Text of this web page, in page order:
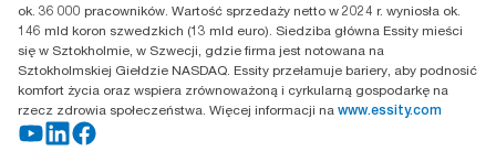
ok. 36 000 pracowników. Wartość sprzedaży netto w 2024 r. wyniosła ok.
146 mld koron szwedzkich (13 mld euro). Siedziba główna Essity mieści
się w Sztokholmie, w Szwecji, gdzie firma jest notowana na
Sztokholmskiej Giełdzie NASDAQ. Essity przełamuje bariery, aby podnosić
komfort życia oraz wspiera zrównoważoną i cyrkularną gospodarkę na
rzecz zdrowia społeczeństwa. Więcej informacji na www.essity.com